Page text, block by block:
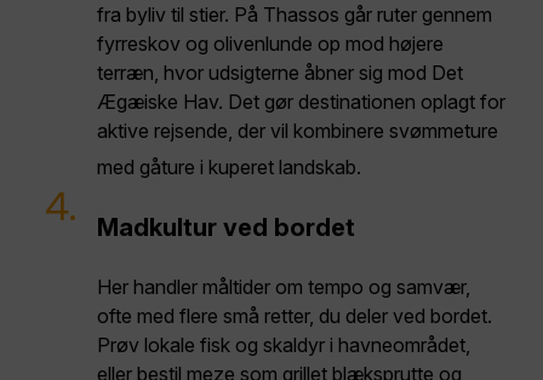
fra byliv til stier. På Thassos går ruter gennem
fyrreskov og olivenlunde op mod højere
terræn, hvor udsigterne åbner sig mod Det
Ægæiske Hav. Det gør destinationen oplagt for
aktive rejsende, der vil kombinere svømmeture
med gåture i kuperet landskab.
4. Madkultur ved bordet
Her handler måltider om tempo og samvær,
ofte med flere små retter, du deler ved bordet.
Prøv lokale fisk og skaldyr i havneområdet,
eller bestil meze som grillet blæksprutte og